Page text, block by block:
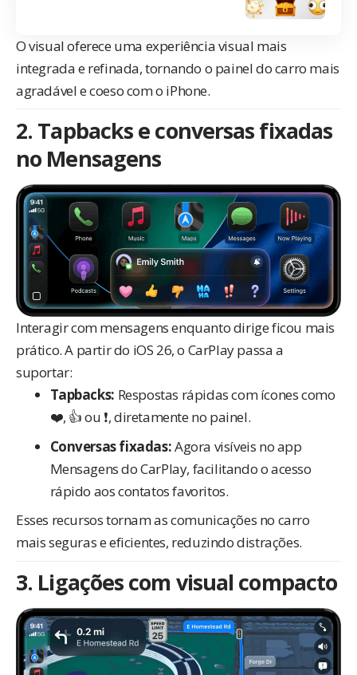
O visual oferece uma experiência visual mais
integrada e refinada, tornando o painel do carro mais
agradável e coeso com o iPhone.
2. Tapbacks e conversas fixadas
no Mensagens
Interagir com mensagens enquanto dirige ficou mais
prático. A partir do iOS 26, o CarPlay passa a
suportar:
Tapbacks: Respostas rápidas com ícones como
❤️, 👍 ou ❗, diretamente no painel.
Conversas fixadas:Agora visíveis no app
Mensagens do CarPlay, facilitando o acesso
rápido aos contatos favoritos.
Esses recursos tornam as comunicações no carro
mais seguras e eficientes, reduzindo distrações.
3. Ligações com visual compacto